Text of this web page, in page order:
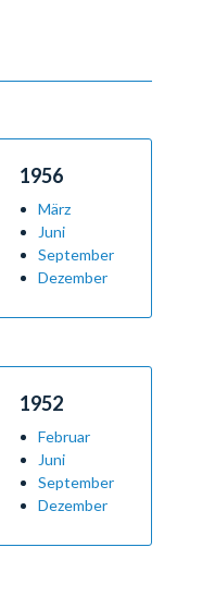
1956
März
Juni
September
Dezember
1952
Februar
Juni
September
Dezember